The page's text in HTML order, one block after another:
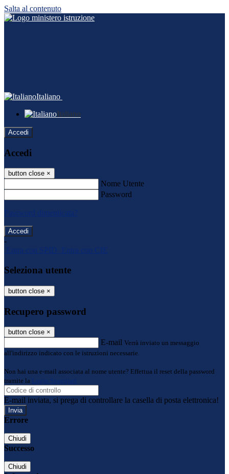
Salta al contenuto
Italiano
Italiano
Accedi
Accedi
button close ×
Nome Utente
Password
Password dimenticata?
-
Entra con SPID
Entra con CIE
Seleziona utente
button close ×
Recupero password
button close ×
E-mail Verrà inviato un messaggio
all'indirizzo indicato con le istruzioni necessarie.
Non hai una e-mail associata al nome utente? Effettua il reset della password
tramite la
Login Spaggiari
E-mail inviata, si prega di controllare la casella di posta elettronica!
Errore
Chiudi
Successo
Chiudi